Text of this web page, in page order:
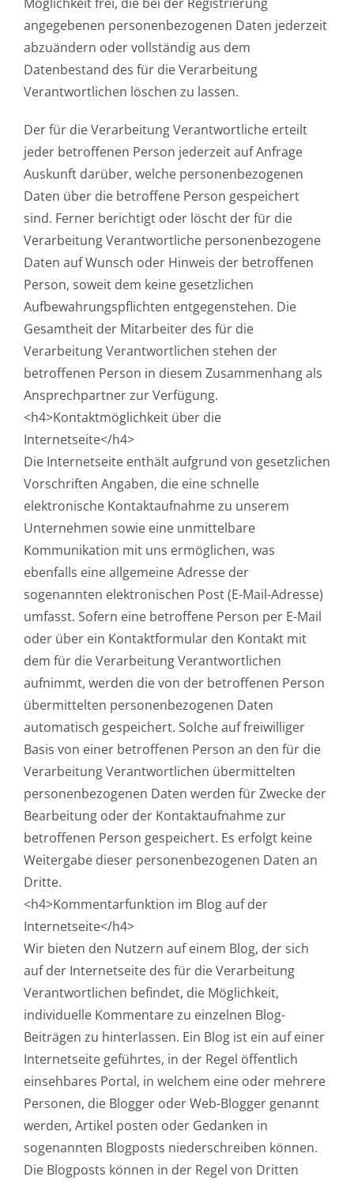
angegebenen personenbezogenen Daten jederzeit
abzuändern oder vollständig aus dem
Datenbestand des für die Verarbeitung
Verantwortlichen löschen zu lassen.
Der für die Verarbeitung Verantwortliche erteilt
jeder betroffenen Person jederzeit auf Anfrage
Auskunft darüber, welche personenbezogenen
Daten über die betroffene Person gespeichert
sind. Ferner berichtigt oder löscht der für die
Verarbeitung Verantwortliche personenbezogene
Daten auf Wunsch oder Hinweis der betroffenen
Person, soweit dem keine gesetzlichen
Aufbewahrungspflichten entgegenstehen. Die
Gesamtheit der Mitarbeiter des für die
Verarbeitung Verantwortlichen stehen der
betroffenen Person in diesem Zusammenhang als
Ansprechpartner zur Verfügung.
<h4>Kontaktmöglichkeit über die
Internetseite</h4>
Die Internetseite enthält aufgrund von gesetzlichen
Vorschriften Angaben, die eine schnelle
elektronische Kontaktaufnahme zu unserem
Unternehmen sowie eine unmittelbare
Kommunikation mit uns ermöglichen, was
ebenfalls eine allgemeine Adresse der
sogenannten elektronischen Post (E-Mail-Adresse)
umfasst. Sofern eine betroffene Person per E-Mail
oder über ein Kontaktformular den Kontakt mit
dem für die Verarbeitung Verantwortlichen
aufnimmt, werden die von der betroffenen Person
übermittelten personenbezogenen Daten
automatisch gespeichert. Solche auf freiwilliger
Basis von einer betroffenen Person an den für die
Verarbeitung Verantwortlichen übermittelten
personenbezogenen Daten werden für Zwecke der
Bearbeitung oder der Kontaktaufnahme zur
betroffenen Person gespeichert. Es erfolgt keine
Weitergabe dieser personenbezogenen Daten an
Dritte.
<h4>Kommentarfunktion im Blog auf der
Internetseite</h4>
Wir bieten den Nutzern auf einem Blog, der sich
auf der Internetseite des für die Verarbeitung
Verantwortlichen befindet, die Möglichkeit,
individuelle Kommentare zu einzelnen Blog-
Beiträgen zu hinterlassen. Ein Blog ist ein auf einer
Internetseite geführtes, in der Regel öffentlich
einsehbares Portal, in welchem eine oder mehrere
Personen, die Blogger oder Web-Blogger genannt
werden, Artikel posten oder Gedanken in
sogenannten Blogposts niederschreiben können.
Die Blogposts können in der Regel von Dritten